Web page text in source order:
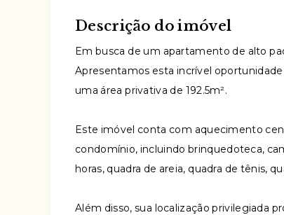
Descrição do imóvel
Em busca de um apartamento de alto
Apresentamos esta incrível
uma área privativa de 192.5m².
Este imóvel conta com aquecimento
condomínio, incluindo brinquedoteca,
horas, quadra de areia, quadra de tênis,
Além disso, sua localização privilegiada